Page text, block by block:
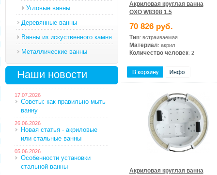
Угловые ванны
Деревянные ванны
Ванны из искуственного камня
Металлические ванны
Наши новости
17.07.2026
Советы: как правильно мыть
ванну
26.06.2026
Новая статья - акриловые
или стальные ванны
05.06.2026
Особенности установки
стальной ванны
Акриловая круглая ванна
OXO W8308 1.5
70 826 руб.
Тип: встраиваемая
Материал: акрил
Количество человек: 2
Акриловая круглая ванна